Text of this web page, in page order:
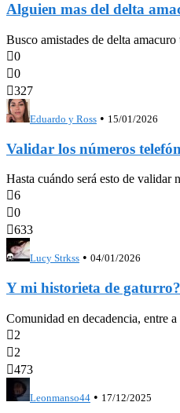
Alguien mas del delta
Busco amistades de delta amacuro
0
0
327
Eduardo y Ross • 15/01/2026
Validar los números
Hasta cuándo será esto de validar
6
0
633
Lucy Strkss • 04/01/2026
Y mi historieta de gaturro?
Comunidad en decadencia, entre
2
2
473
Leonmanso44 • 17/12/2025